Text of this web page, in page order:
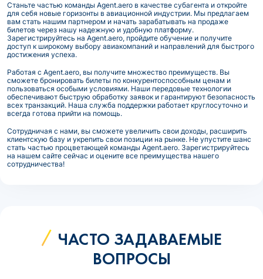
Станьте частью команды Agent.aero в качестве субагента и откройте
для себя новые горизонты в авиационной индустрии. Мы предлагаем
вам стать нашим партнером и начать зарабатывать на продаже
билетов через нашу надежную и удобную платформу.
Зарегистрируйтесь на Agent.aero, пройдите обучение и получите
доступ к широкому выбору авиакомпаний и направлений для быстрого
достижения успеха.
Работая с Agent.aero, вы получите множество преимуществ. Вы
сможете бронировать билеты по конкурентоспособным ценам и
пользоваться особыми условиями. Наши передовые технологии
обеспечивают быструю обработку заявок и гарантируют безопасность
всех транзакций. Наша служба поддержки работает круглосуточно и
всегда готова прийти на помощь.
Сотрудничая с нами, вы сможете увеличить свои доходы, расширить
клиентскую базу и укрепить свои позиции на рынке. Не упустите шанс
стать частью процветающей команды Agent.aero. Зарегистрируйтесь
на нашем сайте сейчас и оцените все преимущества нашего
сотрудничества!
ЧАСТО ЗАДАВАЕМЫЕ
ВОПРОСЫ